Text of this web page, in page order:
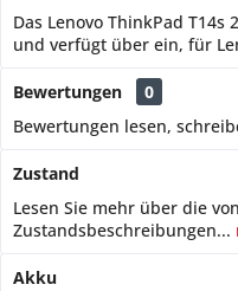
Das Lenovo ThinkPad
und verfügt über ein, für
Bewertungen
0
Bewertungen lesen,
Zustand
Lesen Sie mehr über die
Zustandsbeschreibungen...
Akku